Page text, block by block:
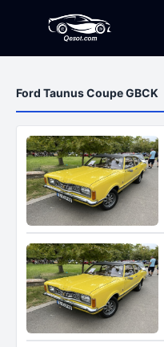
Ford Taunus Coupe GBCK